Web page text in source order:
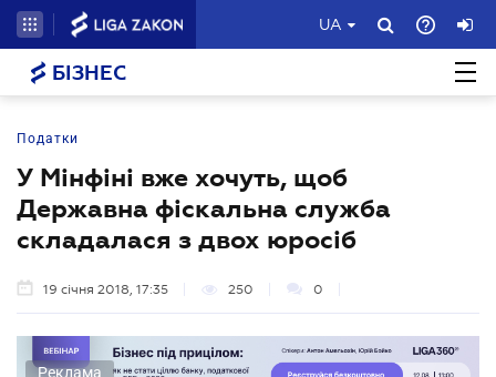
UA
БІЗНЕС
Податки
У Мінфіні вже хочуть, щоб
Державна фіскальна служба
складалася з двох юросіб
19 січня 2018, 17:35 250 0
Реклама